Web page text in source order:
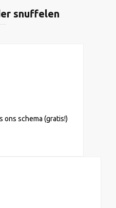
snuffelen
ons schema (gratis!)